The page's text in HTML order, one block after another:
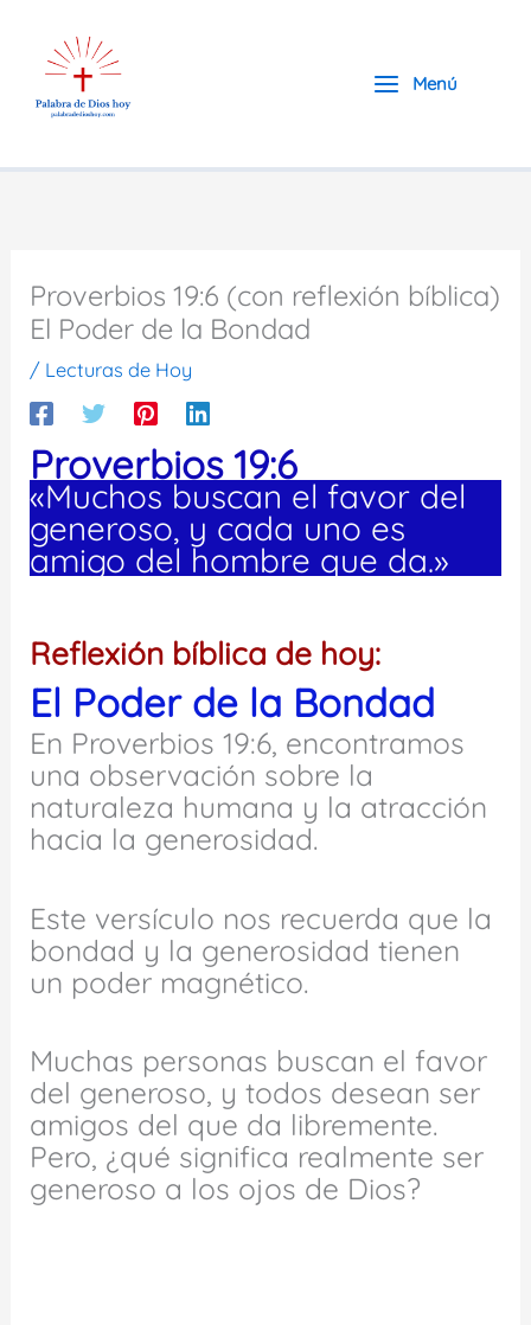
contenido
Menú
Proverbios 19:6 (con reflexión bíblica)
El Poder de la Bondad
/ Lecturas de Hoy
Proverbios 19:6
«Muchos buscan el favor del
generoso, y cada uno es
amigo del hombre que da.»
Reflexión bíblica de hoy:
El Poder de la Bondad
En Proverbios 19:6, encontramos
una observación sobre la
naturaleza humana y la atracción
hacia la generosidad.
Este versículo nos recuerda que la
bondad y la generosidad tienen
un poder magnético.
Muchas personas buscan el favor
del generoso, y todos desean ser
amigos del que da libremente.
Pero, ¿qué significa realmente ser
generoso a los ojos de Dios?